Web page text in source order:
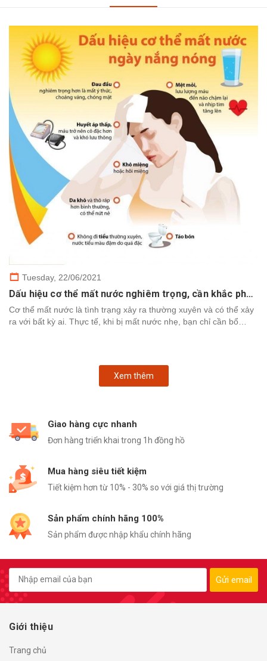
Tuesday, 22/06/2021
Dấu hiệu cơ thể mất nước nghiêm trọng, cần khắc phục nhanh chóng
Cơ thể mất nước là tình trạng xảy ra thường xuyên và có thể xảy
ra với bất kỳ ai. Thực tế, khi bị mất nước nhẹ, bạn chỉ cần bổ
Xem thêm
Giao hàng cực nhanh
Đơn hàng triển khai trong 1h đồng hồ
Mua hàng siêu tiết kiệm
Tiết kiệm hơn từ 10% - 30% so với giá thị trường
Sản phẩm chính hãng 100%
Sản phẩm được nhập khẩu chính hãng
Gửi email
Giới thiệu
Trang chủ